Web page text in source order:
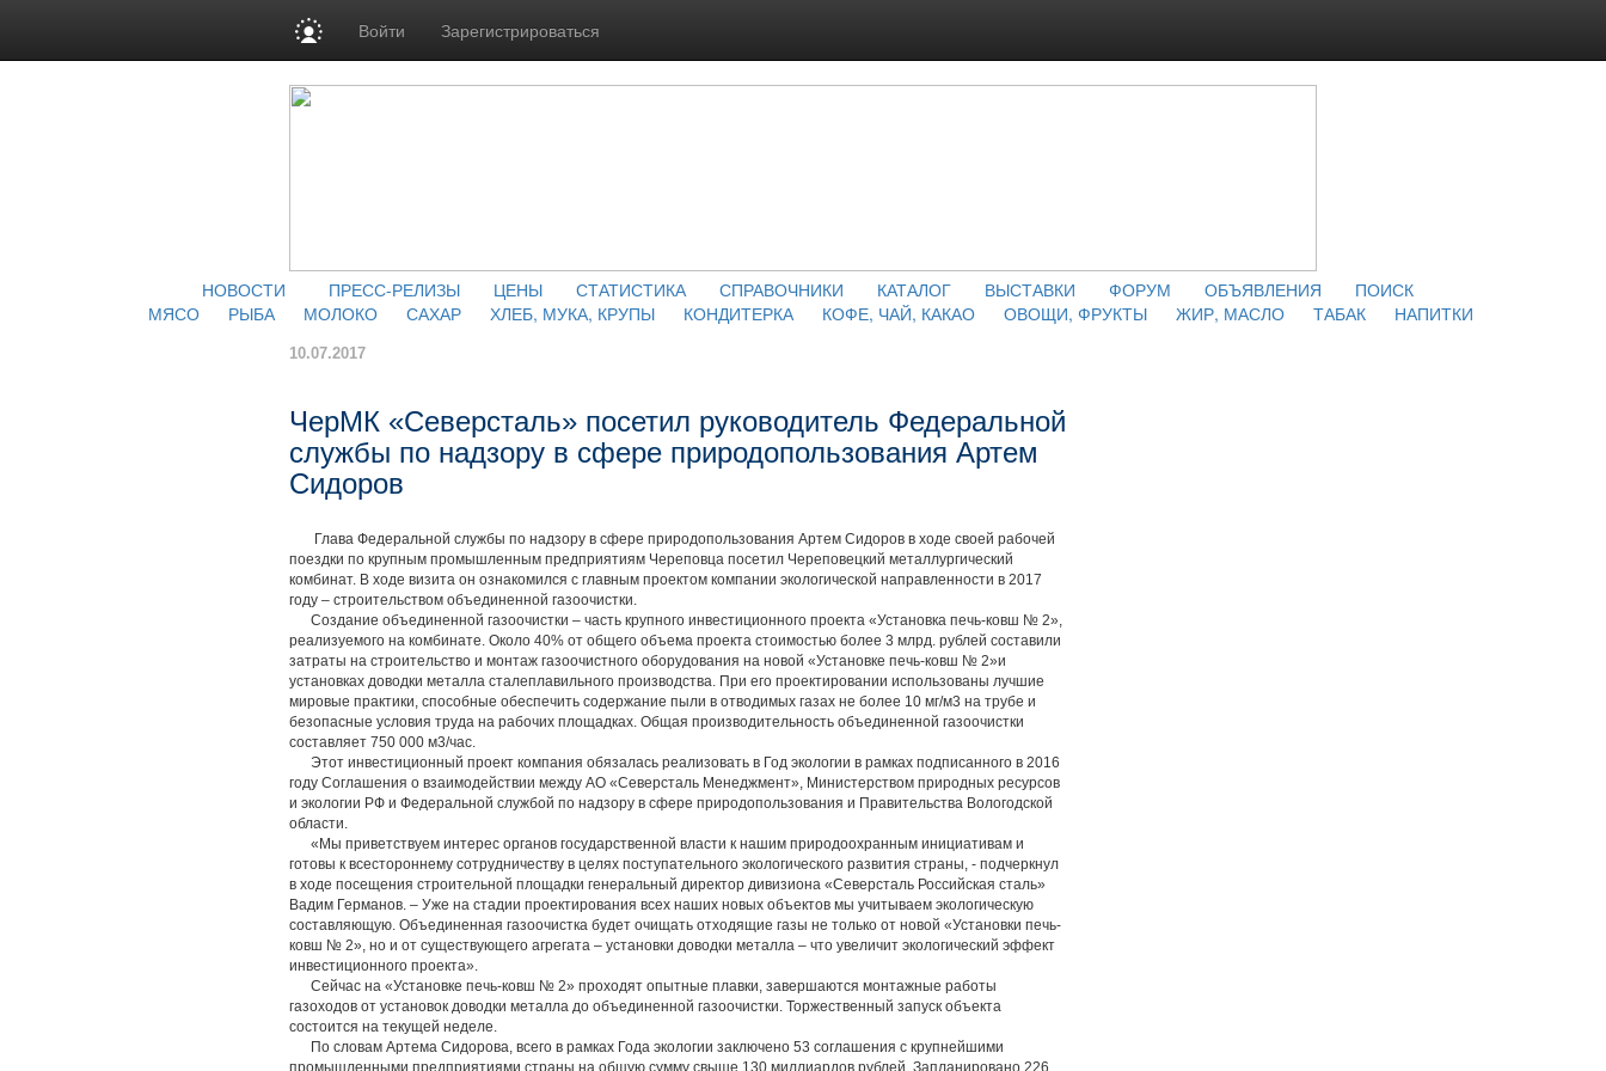
Войти Зарегистрироваться
НОВОСТИ ПРЕСС-РЕЛИЗЫ ЦЕНЫ СТАТИСТИКА СПРАВОЧНИКИ КАТАЛОГ ВЫСТАВКИ ФОРУМ ОБЪЯВЛЕНИЯ
ПОИСК
МЯСО
РЫБА МОЛОКО САХАР ХЛЕБ, МУКА, КРУПЫ КОНДИТЕРКА КОФЕ, ЧАЙ, КАКАО ОВОЩИ, ФРУКТЫ ЖИР, МАСЛО ТАБАК НАПИТКИ
10.07.2017
ЧерМК «Северсталь» посетил руководитель Федеральной
службы по надзору в сфере природопользования Артем
Сидоров
Глава Федеральной службы по надзору в сфере природопользования Артем Сидоров в ходе своей рабочей
поездки по крупным промышленным предприятиям Череповца посетил Череповецкий металлургический
комбинат. В ходе визита он ознакомился с главным проектом компании экологической направленности в 2017
году – строительством объединенной газоочистки.
Создание объединенной газоочистки – часть крупного инвестиционного проекта «Установка печь-ковш № 2»,
реализуемого на комбинате. Около 40% от общего объема проекта стоимостью более 3 млрд. рублей составили
затраты на строительство и монтаж газоочистного оборудования на новой «Установке печь-ковш № 2»и
установках доводки металла сталеплавильного производства. При его проектировании использованы лучшие
мировые практики, способные обеспечить содержание пыли в отводимых газах не более 10 мг/м3 на трубе и
безопасные условия труда на рабочих площадках. Общая производительность объединенной газоочистки
составляет 750 000 м3/час.
Этот инвестиционный проект компания обязалась реализовать в Год экологии в рамках подписанного в 2016
году Соглашения о взаимодействии между АО «Северсталь Менеджмент», Министерством природных ресурсов
и экологии РФ и Федеральной службой по надзору в сфере природопользования и Правительства Вологодской
области.
«Мы приветствуем интерес органов государственной власти к нашим природоохранным инициативам и
готовы к всестороннему сотрудничеству в целях поступательного экологического развития страны, - подчеркнул
в ходе посещения строительной площадки генеральный директор дивизиона «Северсталь Российская сталь»
Вадим Германов. – Уже на стадии проектирования всех наших новых объектов мы учитываем экологическую
составляющую. Объединенная газоочистка будет очищать отходящие газы не только от новой «Установки печь-
ковш № 2», но и от существующего агрегата – установки доводки металла – что увеличит экологический эффект
инвестиционного проекта».
Сейчас на «Установке печь-ковш № 2» проходят опытные плавки, завершаются монтажные работы
газоходов от установок доводки металла до объединенной газоочистки. Торжественный запуск объекта
состоится на текущей неделе.
По словам Артема Сидорова, всего в рамках Года экологии заключено 53 соглашения с крупнейшими
промышленными предприятиями страны на общую сумму свыше 130 миллиардов рублей. Запланировано 226